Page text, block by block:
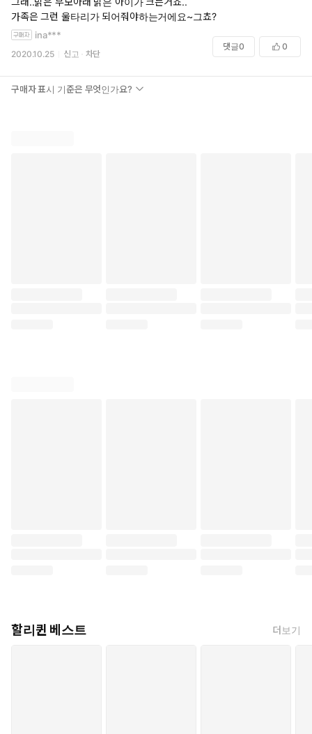
가족은 그런 울타리가 되어줘야하는거에요~그쵸?
ina***
2020.10.25 신고 차단
댓글0 0
구매자 표시 기준은 무엇인가요?
할리퀸 베스트 더보기